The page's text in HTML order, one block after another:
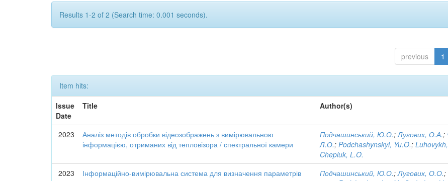
Results 1-2 of 2 (Search time: 0.001 seconds).
previous 1
Item hits:
Issue
Date
Title Author(s)
2023
Аналіз методів обробки відеозображень з вимірювальною
інформацією, отриманих від тепловізора / спектральної камери
Подчашинський, Ю.О.;Лугових, О.А.;
Л.О.;Podchashynskyi, Yu.O.;
Chepiuk, L.O.
2023
Інформаційно-вимірювальна система для визначення параметрів
Подчашинський, Ю.О.;Лугових, О.О.;